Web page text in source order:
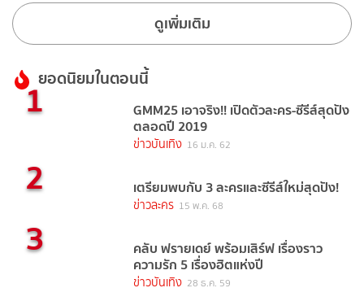
ดูเพิ่มเติม
ยอดนิยมในตอนนี้
1 GMM25 เอาจริง!! เปิดตัวละคร-ซีรีส์สุดปัง
ตลอดปี 2019
ข่าวบันเทิง 16 ม.ค. 62
2 เตรียมพบกับ 3 ละครและซีรีส์ใหม่สุดปัง!
ข่าวละคร 15 พ.ค. 68
3 คลับ ฟรายเดย์ พร้อมเสิร์ฟ เรื่องราว
ความรัก 5 เรื่องฮิตแห่งปี
ข่าวบันเทิง 28 ธ.ค. 59